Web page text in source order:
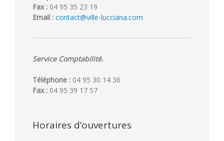
Fax : 04 95 35 23 19
Email : contact@ville-lucciana.com
Service Comptabilité.
Téléphone : 04 95 30 14 36
Fax : 04 95 39 17 57
Horaires d’ouvertures